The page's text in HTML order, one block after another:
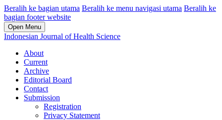
Beralih ke bagian utama Beralih ke menu navigasi utama Beralih ke
bagian footer website
Open Menu
Indonesian Journal of Health Science
About
Current
Archive
Editorial Board
Contact
Submission
Registration
Privacy Statement